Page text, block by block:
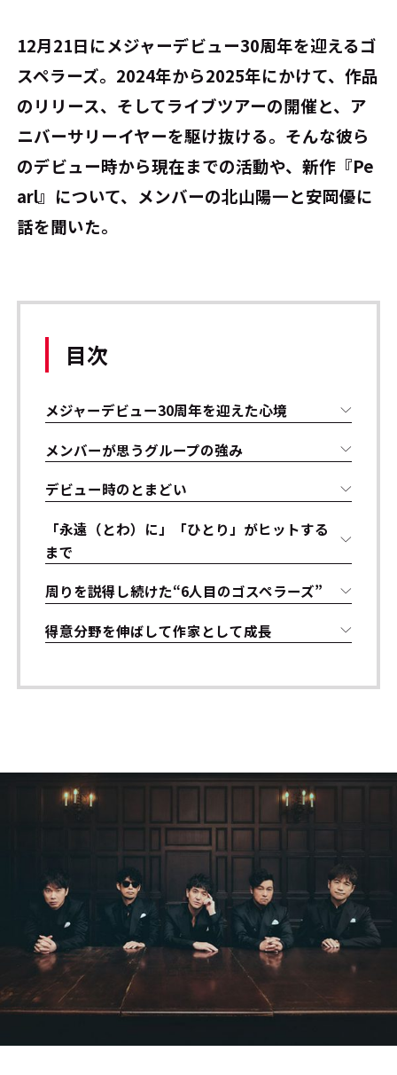
12月21日にメジャーデビュー30周年を迎えるゴ
スペラーズ。2024年から2025年にかけて、作品
のリリース、そしてライブツアーの開催と、ア
ニバーサリーイヤーを駆け抜ける。そんな彼ら
のデビュー時から現在までの活動や、新作『Pe
arl』について、メンバーの北山陽一と安岡優に
話を聞いた。
目次
メジャーデビュー30周年を迎えた心境
メンバーが思うグループの強み
デビュー時のとまどい
「永遠（とわ）に」「ひとり」がヒットする
まで
周りを説得し続けた“6人目のゴスペラーズ”
得意分野を伸ばして作家として成長